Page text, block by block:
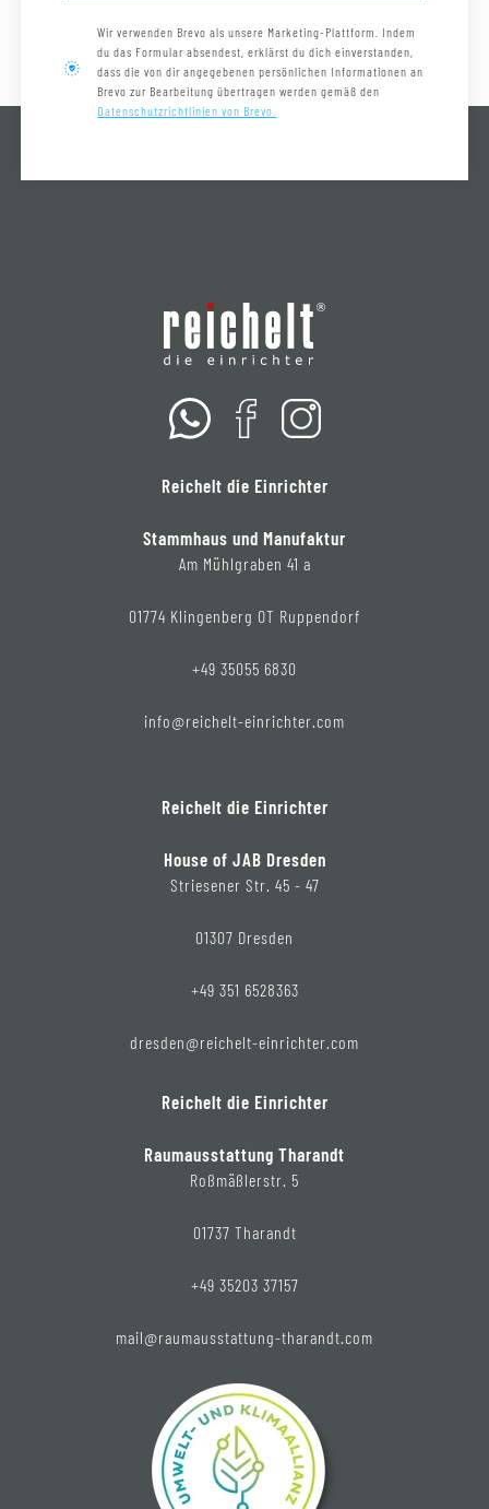
Wir verwenden Brevo als unsere Marketing-Plattform. Indem
du das Formular absendest, erklärst du dich einverstanden,
dass die von dir angegebenen persönlichen Informationen an
Brevo zur Bearbeitung übertragen werden gemäß den
Datenschutzrichtlinien von Brevo.
Reichelt die Einrichter
Stammhaus und Manufaktur
Am Mühlgraben 41 a
01774 Klingenberg OT Ruppendorf
+49 35055 6830
info@reichelt-einrichter.com
Reichelt die Einrichter
House of JAB Dresden
Striesener Str. 45 - 47
01307 Dresden
+49 351 6528363
dresden@reichelt-einrichter.com
Reichelt die Einrichter
Raumausstattung Tharandt
Roßmäßlerstr. 5
01737 Tharandt
+49 35203 37157
mail@raumausstattung-tharandt.com